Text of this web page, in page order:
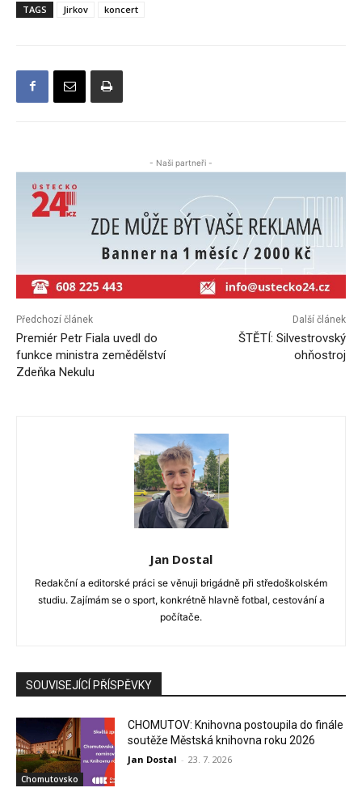
TAGS Jirkov koncert
- Naši partneři -
Předchozí článek
Premiér Petr Fiala uvedl do
funkce ministra zemědělství
Zdeňka Nekulu
Další článek
ŠTĚTÍ: Silvestrovský
ohňostroj
Jan Dostal
Redakční a editorské práci se věnuji brigádně při středoškolském
studiu. Zajímám se o sport, konkrétně hlavně fotbal, cestování a
počítače.
SOUVISEJÍCÍ PŘÍSPĚVKY
Chomutovsko
CHOMUTOV: Knihovna postoupila do finále
soutěže Městská knihovna roku 2026
Jan Dostal - 23. 7. 2026